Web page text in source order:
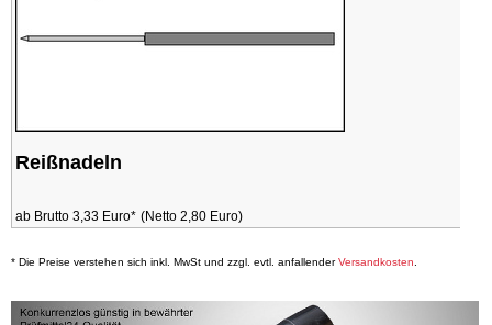
Reißnadeln
ab Brutto 3,33 Euro* (Netto 2,80 Euro)
* Die Preise verstehen sich inkl. MwSt und zzgl. evtl. anfallenderVersandkosten